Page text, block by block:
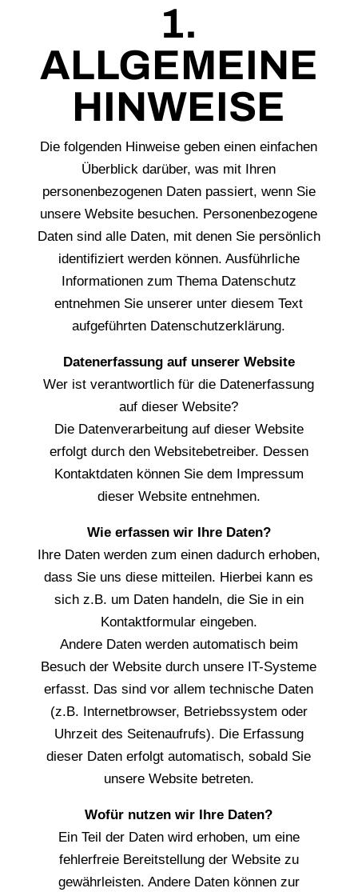
1.
ALLGEMEINE
HINWEISE
Die folgenden Hinweise geben einen einfachen
Überblick darüber, was mit Ihren
personenbezogenen Daten passiert, wenn Sie
unsere Website besuchen. Personenbezogene
Daten sind alle Daten, mit denen Sie persönlich
identifiziert werden können. Ausführliche
Informationen zum Thema Datenschutz
entnehmen Sie unserer unter diesem Text
aufgeführten Datenschutzerklärung.
Datenerfassung auf unserer Website
Wer ist verantwortlich für die Datenerfassung
auf dieser Website?
Die Datenverarbeitung auf dieser Website
erfolgt durch den Websitebetreiber. Dessen
Kontaktdaten können Sie dem Impressum
dieser Website entnehmen.
Wie erfassen wir Ihre Daten?
Ihre Daten werden zum einen dadurch erhoben,
dass Sie uns diese mitteilen. Hierbei kann es
sich z.B. um Daten handeln, die Sie in ein
Kontaktformular eingeben.
Andere Daten werden automatisch beim
Besuch der Website durch unsere IT-Systeme
erfasst. Das sind vor allem technische Daten
(z.B. Internetbrowser, Betriebssystem oder
Uhrzeit des Seitenaufrufs). Die Erfassung
dieser Daten erfolgt automatisch, sobald Sie
unsere Website betreten.
Wofür nutzen wir Ihre Daten?
Ein Teil der Daten wird erhoben, um eine
fehlerfreie Bereitstellung der Website zu
gewährleisten. Andere Daten können zur